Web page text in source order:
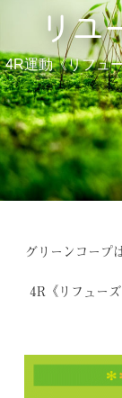
リユ
4R運動《リフュ
グリーンコープ
4R《リフュー